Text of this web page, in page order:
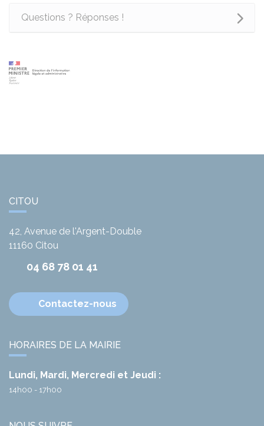
Questions ? Réponses !
CITOU
42, Avenue de l'Argent-Double
11160 Citou
04 68 78 01 41
Contactez-nous
HORAIRES DE LA MAIRIE
Lundi, Mardi, Mercredi et Jeudi :
14h00 - 17h00